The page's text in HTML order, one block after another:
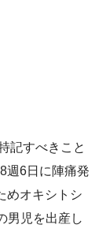
んもうまく吸
記すべきこと
週6日に陣痛発
めオキシトシ
男児を出産し